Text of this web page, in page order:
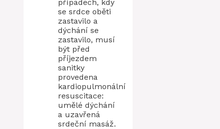
případech, kdy
se srdce oběti
zastavilo a
dýchání se
zastavilo, musí
být před
příjezdem
sanitky
provedena
kardiopulmonální
resuscitace:
umělé dýchání
a uzavřená
srdeční masáž.